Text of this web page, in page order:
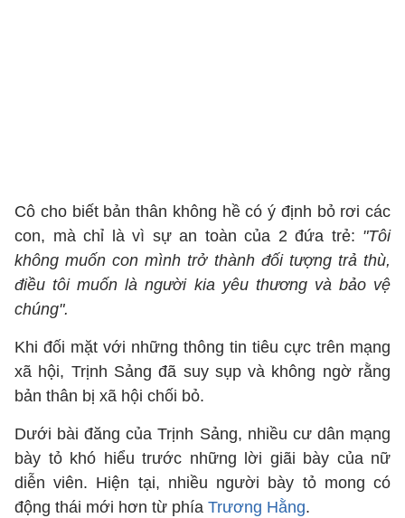
Cô cho biết bản thân không hề có ý định bỏ rơi các
con, mà chỉ là vì sự an toàn của 2 đứa trẻ: "Tôi
không muốn con mình trở thành đối tượng trả thù,
điều tôi muốn là người kia yêu thương và bảo vệ
chúng".
Khi đối mặt với những thông tin tiêu cực trên mạng
xã hội, Trịnh Sảng đã suy sụp và không ngờ rằng
bản thân bị xã hội chối bỏ.
Dưới bài đăng của Trịnh Sảng, nhiều cư dân mạng
bày tỏ khó hiểu trước những lời giãi bày của nữ
diễn viên. Hiện tại, nhiều người bày tỏ mong có
động thái mới hơn từ phía Trương Hằng.